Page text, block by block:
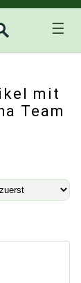
☰
mit
Team